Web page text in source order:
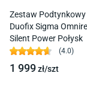
Zestaw Podtynkowy
Duofix Sigma
Silent Power Połysk
(4.0)
1 999zł/szt